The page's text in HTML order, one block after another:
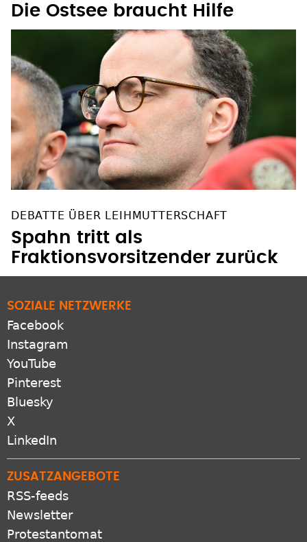
Die Ostsee braucht Hilfe
DEBATTE ÜBER LEIHMUTTERSCHAFT
Spahn tritt als
Fraktionsvorsitzender zurück
SOZIALE NETZWERKE
Facebook
Instagram
YouTube
Pinterest
Bluesky
X
LinkedIn
ZUSATZANGEBOTE
RSS-feeds
Newsletter
Protestantomat